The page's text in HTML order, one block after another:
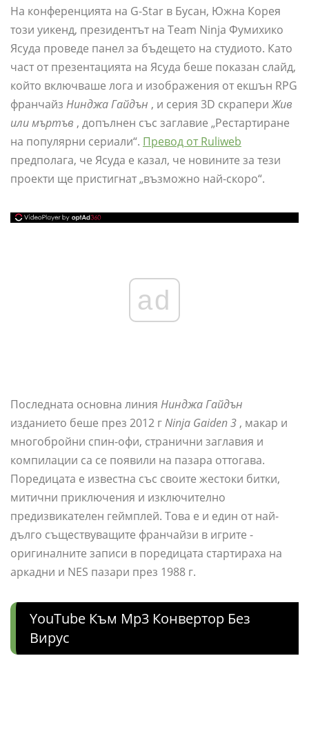
На конференцията на G-Star в Бусан, Южна Корея
този уикенд, президентът на Team Ninja Фумихико
Ясуда проведе панел за бъдещето на студиото. Като
част от презентацията на Ясуда беше показан слайд,
който включваше лога и изображения от екшън RPG
франчайз Нинджа Гайдън , и серия 3D скрапериЖив
или мъртъв , допълнен със заглавие „Рестартиране
на популярни сериали“. Превод от Ruliweb
предполага, че Ясуда е казал, че новините за тези
проекти ще пристигнат „възможно най-скоро“.
ad
Последната основна линия Нинджа Гайдън
изданието беше през 2012 гNinja Gaiden 3 , макар и
многобройни спин-офи, странични заглавия и
компилации са се появили на пазара оттогава.
Поредицата е известна със своите жестоки битки,
митични приключения и изключително
предизвикателен геймплей. Това е и един от най-
дълго съществуващите франчайзи в игрите -
оригиналните записи в поредицата стартираха на
аркадни и NES пазари през 1988 г.
YouTube Към Mp3 Конвертор Без
Вирус